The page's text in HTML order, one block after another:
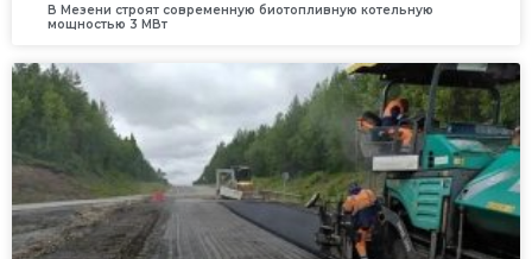
В Мезени строят современную биотопливную котельную
мощностью 3 МВт